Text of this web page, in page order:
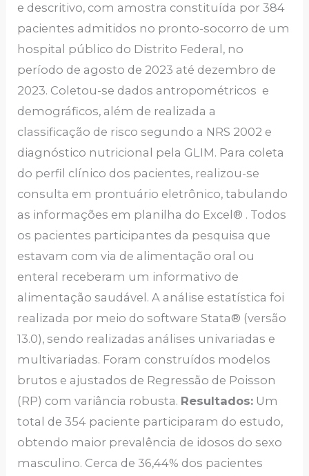
e descritivo, com amostra constituída por 384
pacientes admitidos no pronto-socorro de um
hospital público do Distrito Federal, no
período de agosto de 2023 até dezembro de
2023. Coletou-se dados antropométricos e
demográficos, além de realizada a
classificação de risco segundo a NRS 2002 e
diagnóstico nutricional pela GLIM. Para coleta
do perfil clínico dos pacientes, realizou-se
consulta em prontuário eletrônico, tabulando
as informações em planilha do Excel® . Todos
os pacientes participantes da pesquisa que
estavam com via de alimentação oral ou
enteral receberam um informativo de
alimentação saudável. A análise estatística foi
realizada por meio do software Stata® (versão
13.0), sendo realizadas análises univariadas e
multivariadas. Foram construídos modelos
brutos e ajustados de Regressão de Poisson
(RP) com variância robusta. Resultados: Um
total de 354 paciente participaram do estudo,
obtendo maior prevalência de idosos do sexo
masculino. Cerca de 36,44% dos pacientes